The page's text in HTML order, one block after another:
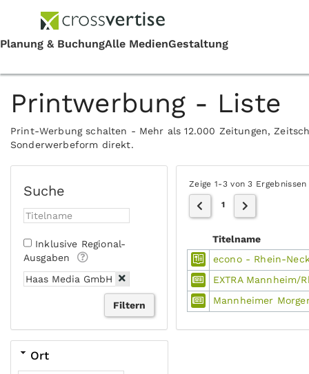
Printwerbung - Liste
Print-Werbung schalten - Mehr als 12.000 Zeitungen,
Sonderwerbeform direkt.
Suche
Inklusive Regional-
Ausgaben
Ort
Zeige 1-3 von 3 Ergebnissen
1
Titelname
econo - Rhein-
EXTRA Mannheim/
Mannheimer